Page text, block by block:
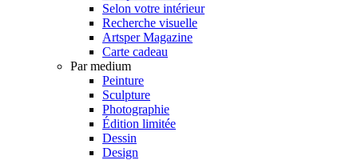
Selon votre intérieur
Recherche visuelle
Artsper Magazine
Carte cadeau
Par medium
Peinture
Sculpture
Photographie
Édition limitée
Dessin
Design